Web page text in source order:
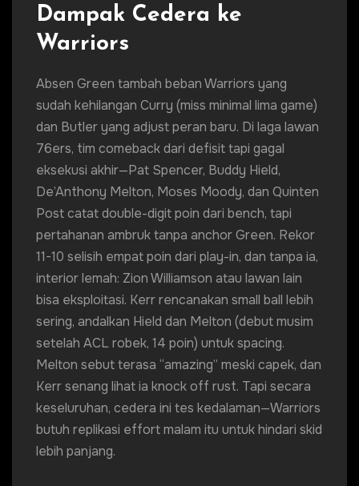
Dampak Cedera ke
Warriors
Absen Green tambah beban Warriors yang
sudah kehilangan Curry (miss minimal lima game)
dan Butler yang adjust peran baru. Di laga lawan
76ers, tim comeback dari defisit tapi gagal
eksekusi akhir—Pat Spencer, Buddy Hield,
De’Anthony Melton, Moses Moody, dan Quinten
Post catat double-digit poin dari bench, tapi
pertahanan ambruk tanpa anchor Green. Rekor
11-10 selisih empat poin dari play-in, dan tanpa ia,
interior lemah: Zion Williamson atau lawan lain
bisa eksploitasi. Kerr rencanakan small ball lebih
sering, andalkan Hield dan Melton (debut musim
setelah ACL robek, 14 poin) untuk spacing.
Melton sebut terasa “amazing” meski capek, dan
Kerr senang lihat ia knock off rust. Tapi secara
keseluruhan, cedera ini tes kedalaman—Warriors
butuh replikasi effort malam itu untuk hindari skid
lebih panjang.